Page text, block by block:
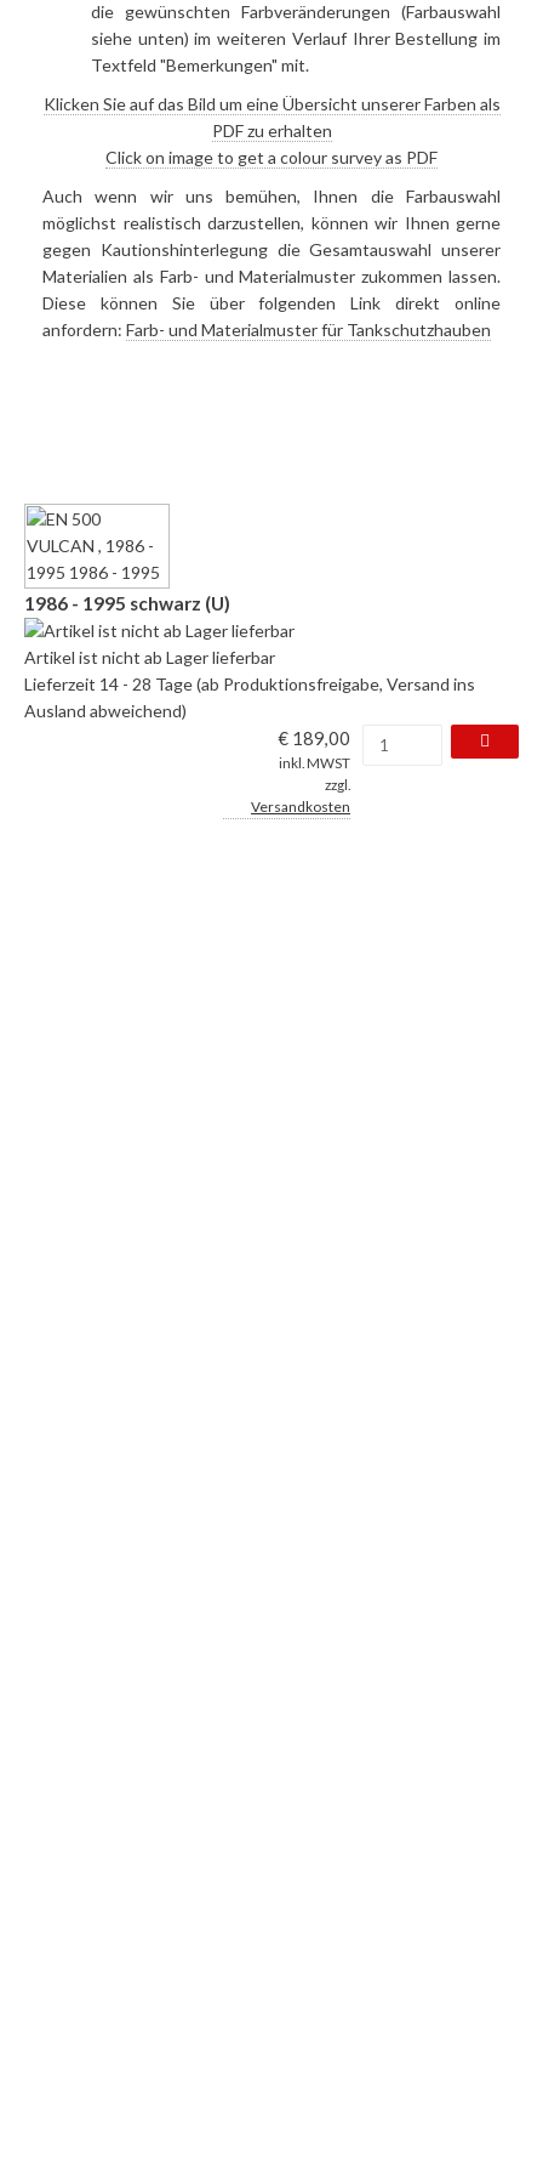
die gewünschten Farbveränderungen (Farbauswahl
siehe unten) im weiteren Verlauf Ihrer Bestellung im
Textfeld "Bemerkungen" mit.
Klicken Sie auf das Bild um eine Übersicht unserer Farben als
PDF zu erhalten
Click on image to get a colour survey as PDF
Auch wenn wir uns bemühen, Ihnen die Farbauswahl
möglichst realistisch darzustellen, können wir Ihnen gerne
gegen Kautionshinterlegung die Gesamtauswahl unserer
Materialien als Farb- und Materialmuster zukommen lassen.
Diese können Sie über folgenden Link direkt online
anfordern: Farb- und Materialmuster für Tankschutzhauben
1986 - 1995 schwarz (U)
Artikel ist nicht ab Lager lieferbar
Lieferzeit 14 - 28 Tage (ab Produktionsfreigabe, Versand ins
Ausland abweichend)
€ 189,00
inkl. MWST
zzgl.
Versandkosten